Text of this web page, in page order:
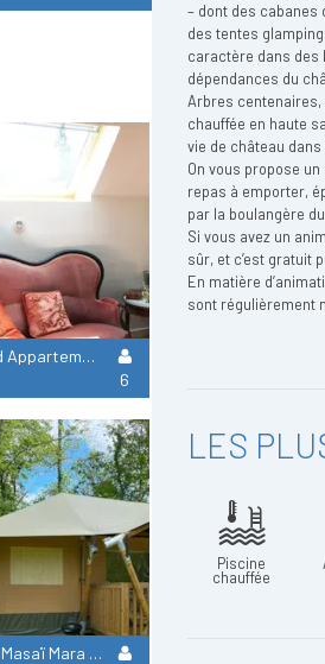
Gite Le Grand Appartement - 2 Chambres + 2 Salles De Bain
6
Tente Lodge Masaï Mara Sur Pilotis
– dont des cabanes
des tentes
caractère dans des
dépendances du
Arbres
chauffée en haute
vie de château
On vous propose
repas à emporter,
par la boulangère
Si vous avez un
sûr, et c’est gratuit
En matière
sont régulièrement
LES
Piscine
chauffée